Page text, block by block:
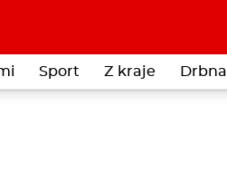
Sport Z kraje Drbna